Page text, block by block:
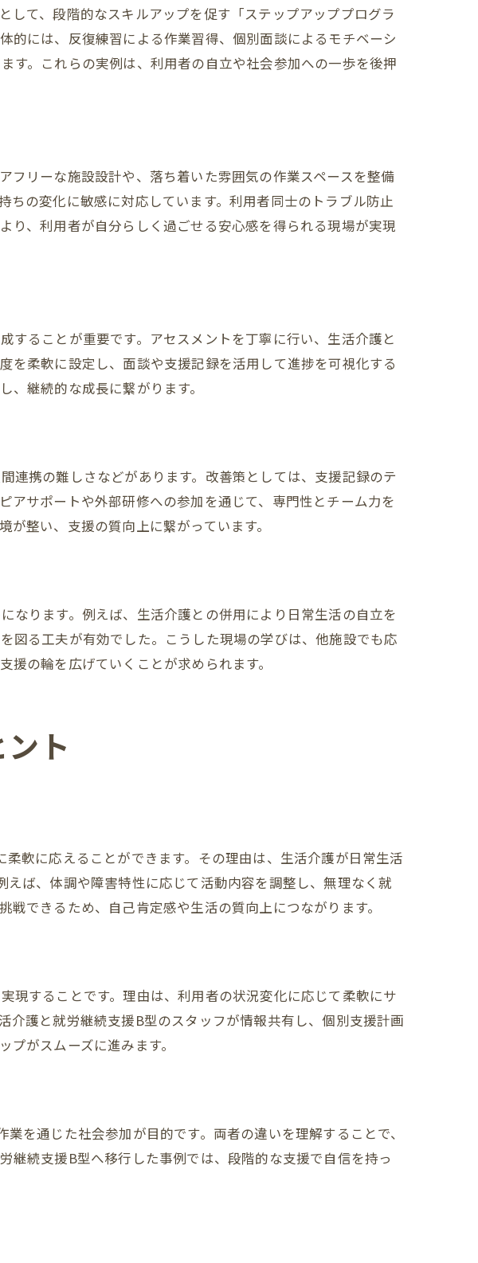
と注意点
型支援記録
紹介
の対応策
事例を学ぶ
タッフの工夫
型の改善策
功の秘訣
成功パターン
例のポイント
B型の事例
践的ノウハウ
組み
のポイント
B型の効果
アイデア集
行の流れ
型の視点
セスメント例
行支援ノウハウ
ウハウ
能型の強み
B型のノウハウ
て、段階的なスキルアップを促す「ステップアッププログラ
的には、反復練習による作業習得、個別面談によるモチベーシ
す。これらの実例は、利用者の自立や社会参加への一歩を後押
フリーな施設設計や、落ち着いた雰囲気の作業スペースを整備
の変化に敏感に対応しています。利用者同士のトラブル防止
り、利用者が自分らしく過ごせる安心感を得られる現場が実現
ることが重要です。アセスメントを丁寧に行い、生活介護と
を柔軟に設定し、面談や支援記録を活用して進捗を可視化する
継続的な成長に繋がります。
連携の難しさなどがあります。改善策としては、支援記録のテ
アサポートや外部研修への参加を通じて、専門性とチーム力を
整い、支援の質向上に繋がっています。
なります。例えば、生活介護との併用により日常生活の自立を
図る工夫が有効でした。こうした現場の学びは、他施設でも応
の輪を広げていくことが求められます。
ト
軟に応えることができます。その理由は、生活介護が日常生活
ば、体調や障害特性に応じて活動内容を調整し、無理なく就
できるため、自己肯定感や生活の質向上につながります。
現することです。理由は、利用者の状況変化に応じて柔軟にサ
介護と就労継続支援B型のスタッフが情報共有し、個別支援計画
がスムーズに進みます。
を通じた社会参加が目的です。両者の違いを理解することで、
続支援B型へ移行した事例では、段階的な支援で自信を持っ